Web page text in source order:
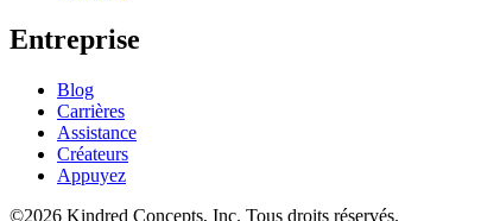
Entreprise
Blog
Carrières
Assistance
Créateurs
Appuyez
©2026 Kindred Concepts, Inc. Tous droits réservés.